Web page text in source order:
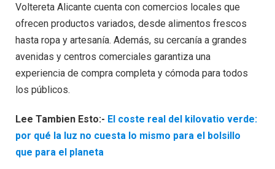
Voltereta Alicante cuenta con comercios locales que
ofrecen productos variados, desde alimentos frescos
hasta ropa y artesanía. Además, su cercanía a grandes
avenidas y centros comerciales garantiza una
experiencia de compra completa y cómoda para todos
los públicos.
Lee Tambien Esto:- El coste real del kilovatio verde:
por qué la luz no cuesta lo mismo para el bolsillo
que para el planeta